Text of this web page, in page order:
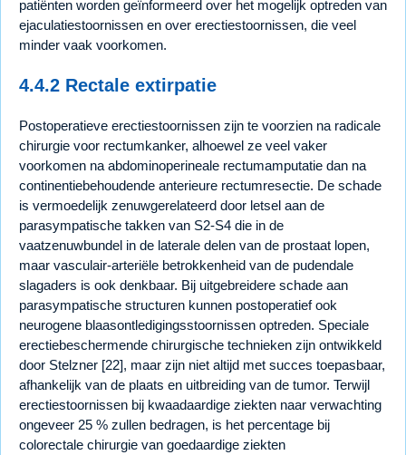
patiënten worden geïnformeerd over het mogelijk optreden van
ejaculatiestoornissen en over erectiestoornissen, die veel
minder vaak voorkomen.
4.4.2 Rectale extirpatie
Postoperatieve erectiestoornissen zijn te voorzien na radicale
chirurgie voor rectumkanker, alhoewel ze veel vaker
voorkomen na abdominoperineale rectumamputatie dan na
continentiebehoudende anterieure rectumresectie. De schade
is vermoedelijk zenuwgerelateerd door letsel aan de
parasympatische takken van S2-S4 die in de
vaatzenuwbundel in de laterale delen van de prostaat lopen,
maar vasculair-arteriële betrokkenheid van de pudendale
slagaders is ook denkbaar. Bij uitgebreidere schade aan
parasympatische structuren kunnen postoperatief ook
neurogene blaasontledigingsstoornissen optreden. Speciale
erectiebeschermende chirurgische technieken zijn ontwikkeld
door Stelzner [22], maar zijn niet altijd met succes toepasbaar,
afhankelijk van de plaats en uitbreiding van de tumor. Terwijl
erectiestoornissen bij kwaadaardige ziekten naar verwachting
ongeveer 25 % zullen bedragen, is het percentage bij
colorectale chirurgie van goedaardige ziekten